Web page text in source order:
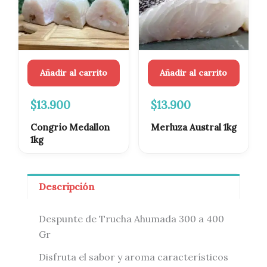
Añadir al carrito
$13.900
Congrio Medallon
1kg
Añadir al carrito
$13.900
Merluza Austral 1kg
Descripción
Despunte de Trucha Ahumada 300 a 400
Gr
Disfruta el sabor y aroma característicos